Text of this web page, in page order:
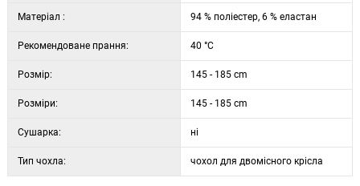
маніпуляції. У разі забруднення ви просто знімете і виперете
чохол, тому ваші меблі завжди будуть як нові та ідеально чисті.
крісла з підлокітниками.
Розміри чохла: довжина 145-185 см, висота 50-80 см
Матеріал : 94 % поліестер, 6 % еластан
Рекомендоване прання: 40 °C
Розмір: 145 - 185 cm
Розміри: 145 - 185 cm
Сушарка: ні
Тип чохла: чохол для двомісного крісла